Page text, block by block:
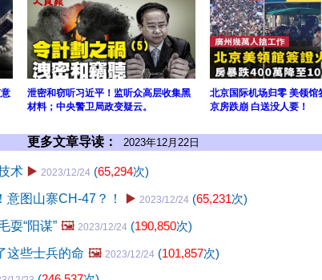
泄密和窃听习近平！监听众高层收集黑
材料；中央警卫局政变疑云。
北京国际机场归零 美领馆
京房跌崩 白送没人要！
更多文章导读： 2023年12月22日
术 ▶️ 2023/12/24 (65,294次)
图山寨CH-47？！
▶️ 2023/12/24 (65,231次)
耍“阳谋” 🖼️ 2023/12/24 (190,850次)
这些士兵的命 🖼️ 2023/12/24 (101,857次)